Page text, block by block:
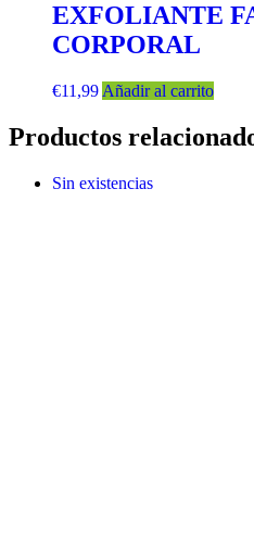
EXFOLIANTE
CORPORAL
€11,99 Añadir al carrito
Productos
Sin existencias